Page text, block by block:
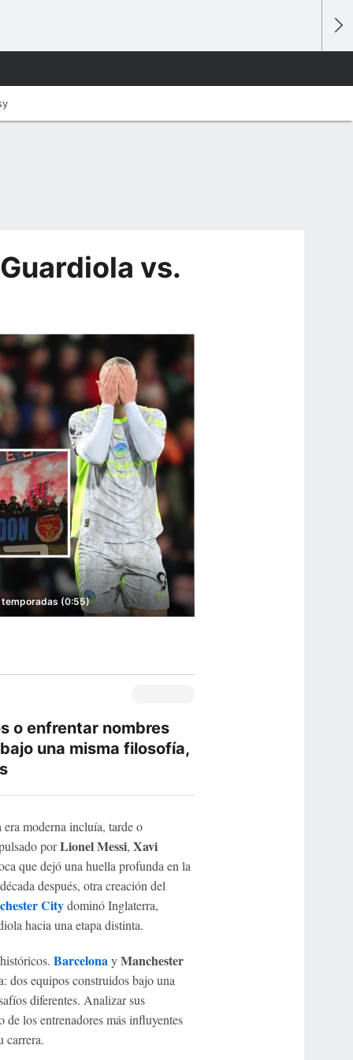
vs.
temporadas (0:55)
o enfrentar nombres
una misma filosofía,
moderna incluía, tarde o
porLionel Messi, Xavi
que dejó una huella profunda en la
después, otra creación del
Citydominó Inglaterra,
hacia una etapa distinta.
Barcelona yManchester
dos equipos construidos bajo una
diferentes. Analizar sus
los entrenadores más influyentes
carrera.